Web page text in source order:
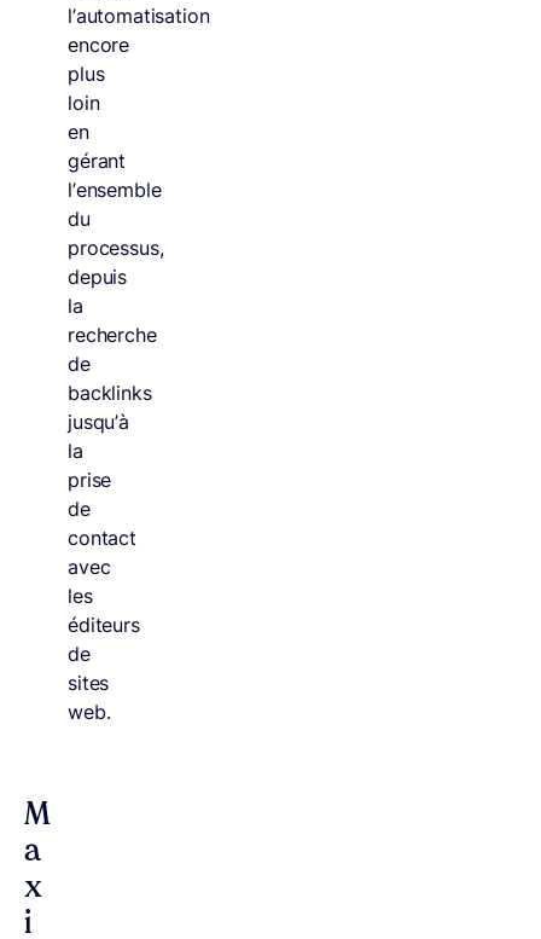
l’automatisation
encore
plus
loin
en
gérant
l’ensemble
du
processus,
depuis
la
recherche
de
backlinks
jusqu’à
la
prise
de
contact
avec
les
éditeurs
de
sites
web.
M
a
x
i